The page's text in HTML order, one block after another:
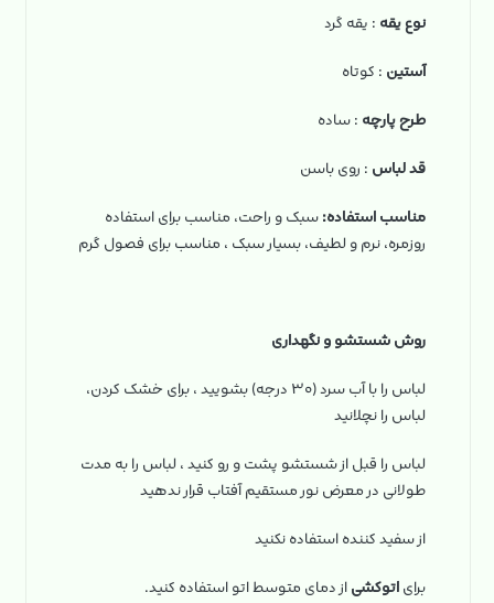
نوع یقه : یقه گرد
آستین : کوتاه
طرح پارچه : ساده
قد لباس : روی باسن
مناسب استفاده:سبک و راحت، مناسب برای استفاده
روزمره، نرم و لطیف، بسیار سبک ، مناسب برای فصول گرم
روش شستشو و نگهداری
لباس را با آب سرد (۳۰ درجه) بشویید ، برای خشک کردن،
لباس را نچلانید
لباس را قبل از شستشو پشت و رو کنید ، لباس را به مدت
طولانی در معرض نور مستقیم آفتاب قرار ندهید
از سفید کننده استفاده نکنید
برایاتوکشیاز دمای متوسط اتو استفاده کنید.